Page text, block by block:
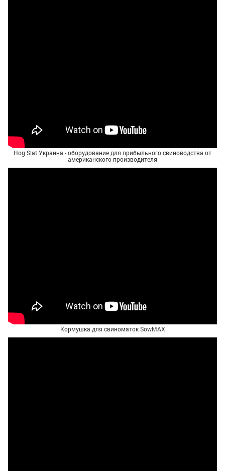
Hog Slat Украина - оборудование для прибыльного свиноводства от
американского производителя
Кормушка для свиноматок SowMAX